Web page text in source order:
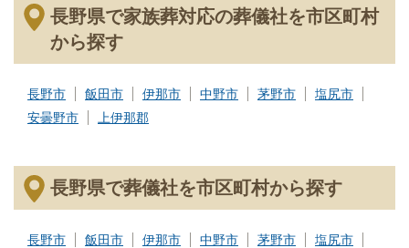
長野県で家族葬対応の葬儀社を市区町村
から探す
長野市 飯田市 伊那市 中野市 茅野市
塩尻市
安曇野市
上伊那郡
長野県で葬儀社を市区町村から探す
長野市 飯田市 伊那市 中野市 茅野市
塩尻市